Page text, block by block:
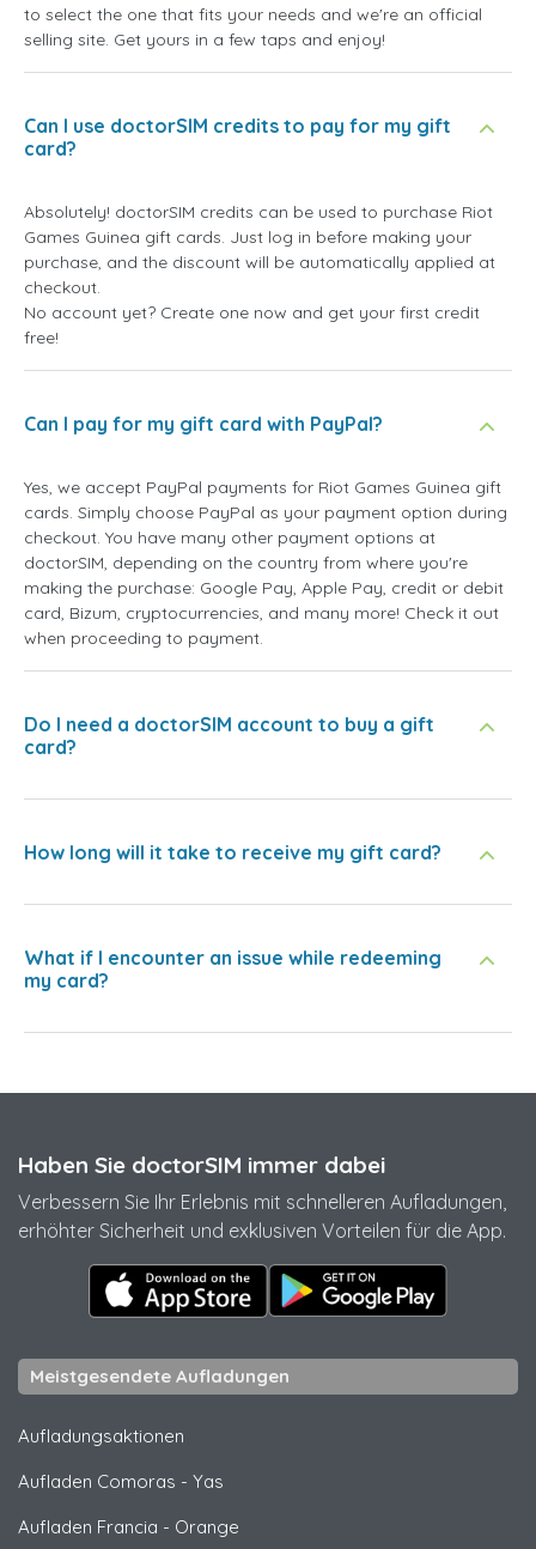
to select the one that fits your needs and we're an official
selling site. Get yours in a few taps and enjoy!
Can I use doctorSIM credits to pay for my gift
card?
Absolutely! doctorSIM credits can be used to purchase Riot
Games Guinea gift cards. Just log in before making your
purchase, and the discount will be automatically applied at
checkout.
No account yet? Create one now and get your first credit
free!
Can I pay for my gift card with PayPal?
Yes, we accept PayPal payments for Riot Games Guinea gift
cards. Simply choose PayPal as your payment option during
checkout. You have many other payment options at
doctorSIM, depending on the country from where you're
making the purchase: Google Pay, Apple Pay, credit or debit
card, Bizum, cryptocurrencies, and many more! Check it out
when proceeding to payment.
Do I need a doctorSIM account to buy a gift
card?
How long will it take to receive my gift card?
What if I encounter an issue while redeeming
my card?
Haben Sie doctorSIM immer dabei
Verbessern Sie Ihr Erlebnis mit schnelleren Aufladungen,
erhöhter Sicherheit und exklusiven Vorteilen für die App.
Meistgesendete Aufladungen
Aufladungsaktionen
Aufladen Comoras - Yas
Aufladen Francia - Orange